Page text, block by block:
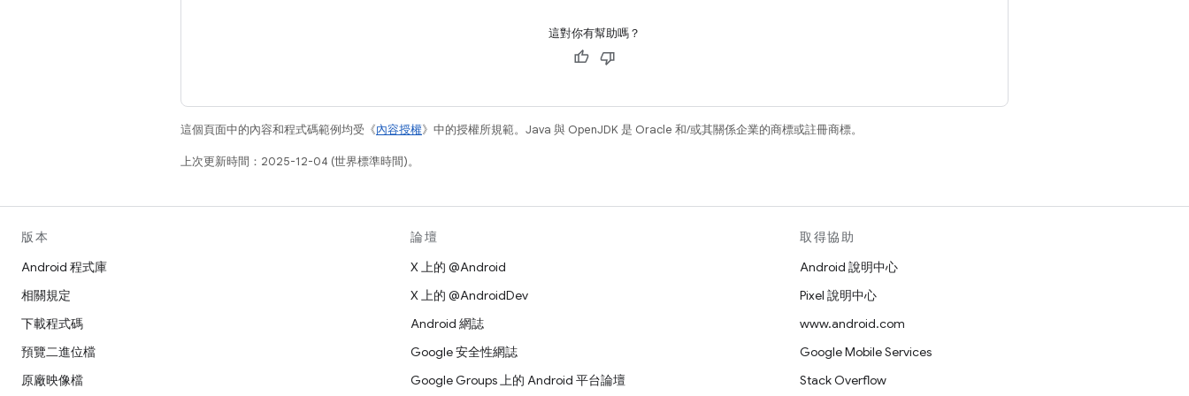
這對你有幫助嗎？
這個頁面中的內容和程式碼範例均受《內容授權》中的授權所規範。Java 與 OpenJDK 是 Oracle 和/或其關係企業的商標或註冊商標。
上次更新時間：2025-12-04 (世界標準時間)。
版本
Android 程式庫
相關規定
下載程式碼
預覽二進位檔
原廠映像檔
論壇
X 上的 @Android
X 上的 @AndroidDev
Android 網誌
Google 安全性網誌
Google Groups 上的 Android 平台論壇
取得協助
Android 說明中心
Pixel 說明中心
www.android.com
Google Mobile Services
Stack Overflow